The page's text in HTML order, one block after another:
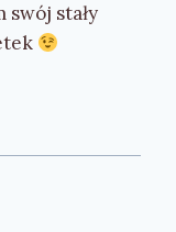
swój stały